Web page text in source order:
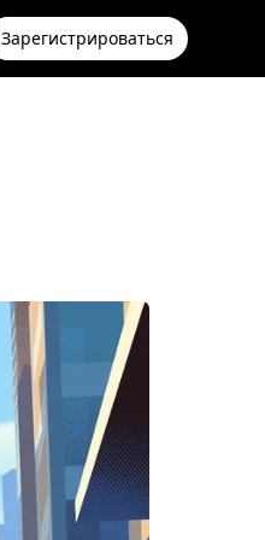
Зарегистрироваться